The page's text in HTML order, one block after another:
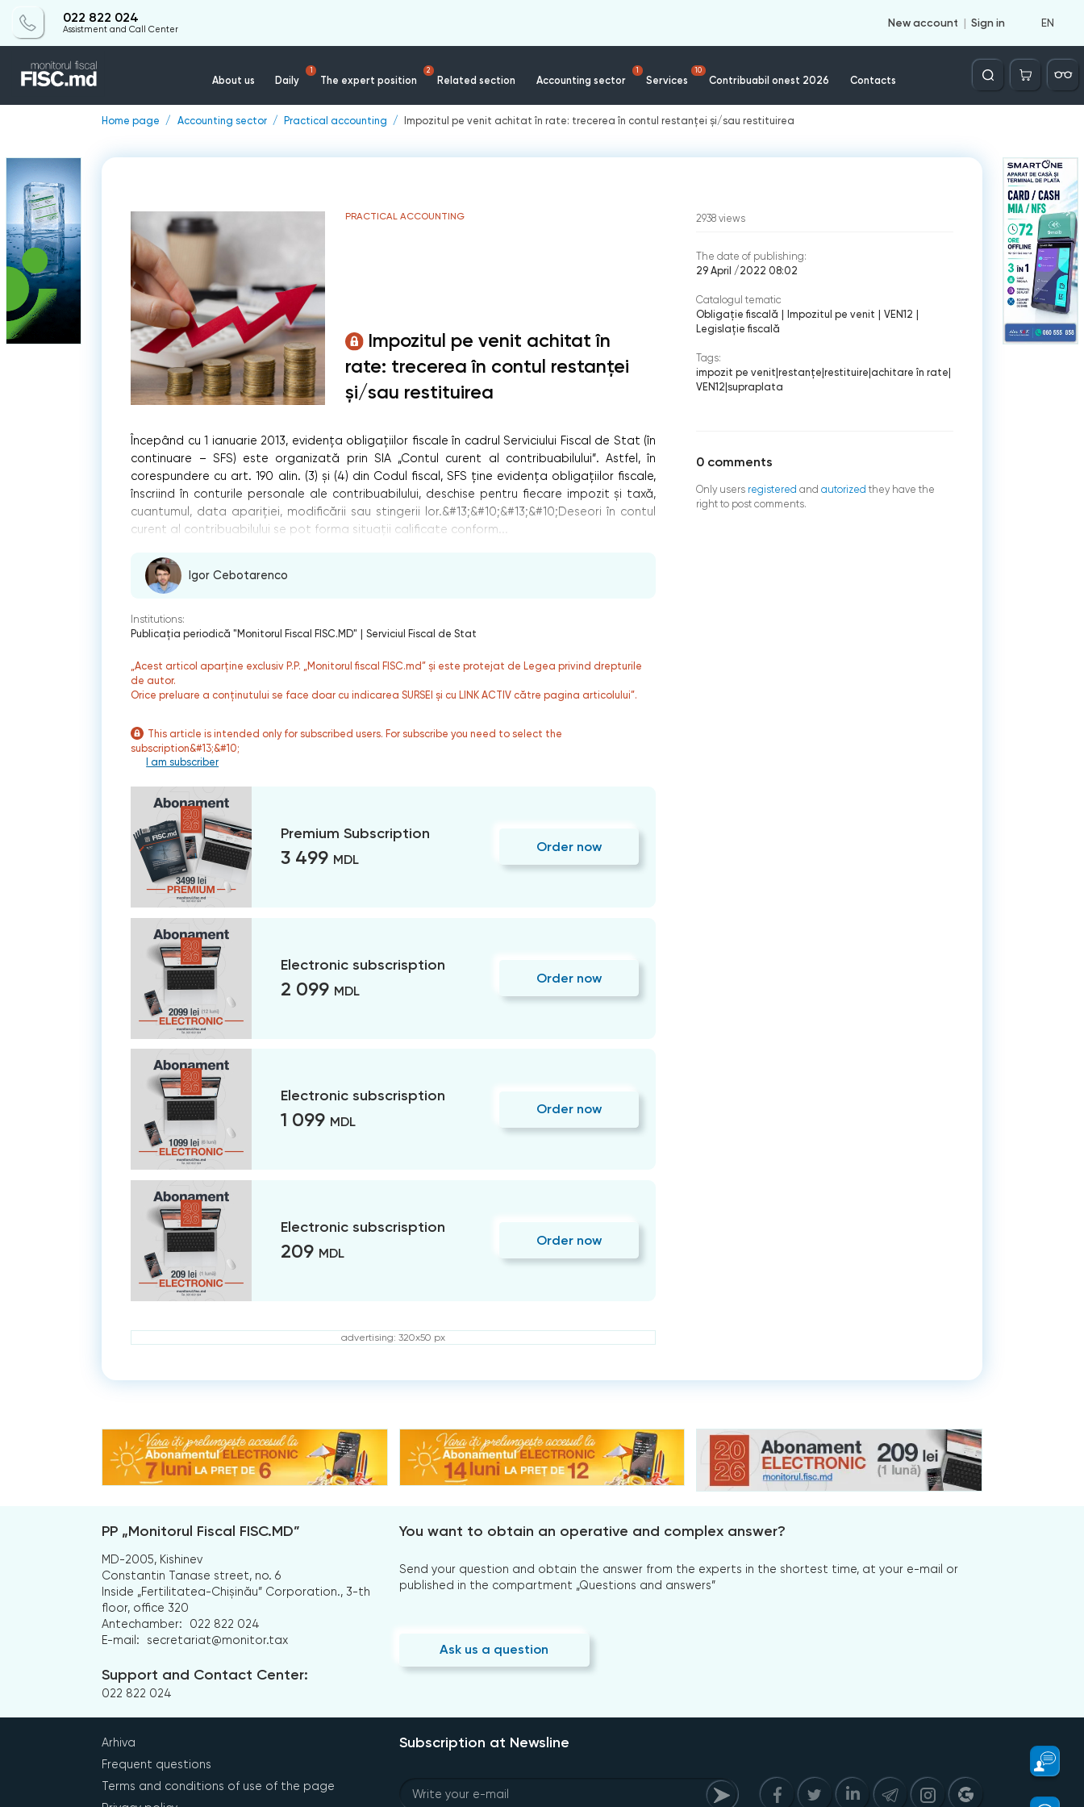
022 822 024
Assistment and Call Center
New account Sign in EN
About us Daily
1
The expert position
2
Related section Accounting sector
1
Services
10
Contribuabil onest 2026 Contacts
Căutare
Home page Accounting sector Practical accounting Impozitul pe venit achitat în rate: trecerea în contul restanței și/sau restituirea
PRACTICAL ACCOUNTING
Impozitul pe venit achitat în
rate: trecerea în contul restanței
și/sau restituirea
Începând cu 1 ianuarie 2013, evidența obligațiilor fiscale în cadrul Serviciului Fiscal de Stat (în
continuare – SFS) este organizată prin SIA „Contul curent al contribuabilului”. Astfel, în
corespundere cu art. 190 alin. (3) și (4) din Codul fiscal, SFS ține evidența obligațiilor fiscale,
înscriind în conturile personale ale contribuabilului, deschise pentru fiecare impozit și taxă,
cuantumul, data apariției, modificării sau stingerii lor.&#13;&#10;&#13;&#10;Deseori în contul
curent al contribuabilului se pot forma situații calificate conform...
Igor Cebotarenco
Institutions:
Publicaţia periodică "Monitorul Fiscal FISC.MD" | Serviciul Fiscal de Stat
„Acest articol aparține exclusiv P.P. „Monitorul fiscal FISC.md” și este protejat de Legea privind drepturile
de autor.
Orice preluare a conținutului se face doar cu indicarea SURSEI și cu LINK ACTIV către pagina articolului”.
This article is intended only for subscribed users. For subscribe you need to select the
subscription&#13;&#10;
I am subscriber
Premium Subscription
3 499 MDL
Order now
Electronic subscrisption
2 099 MDL
Order now
Electronic subscrisption
1 099 MDL
Order now
Electronic subscrisption
209 MDL
Order now
advertising: 320x50 px
2938 views
The date of publishing:
29 April /2022 08:02
Catalogul tematic
Obligație fiscală
Impozitul pe venit VEN12
Legislație fiscală
Tags:
impozit pe venit restanţe restituire achitare în rate
VEN12 supraplata
0 comments
Only users registered and autorized they have the
right to post comments.
PP „Monitorul Fiscal FISC.MD”
MD-2005, Kishinev
Constantin Tanase street, no. 6
Inside „Fertilitatea-Chișinău” Corporation., 3-th
floor, office 320
Antechamber:
022 822 024
E-mail:
secretariat@monitor.tax
Support and Contact Center:
022 822 024
You want to obtain an operative and complex answer?
Send your question and obtain the answer from the experts in the shortest time, at your e-mail or
published in the compartment „Questions and answers”
Ask us a question
Arhiva
Frequent questions
Terms and conditions of use of the page
Subscription at Newsline